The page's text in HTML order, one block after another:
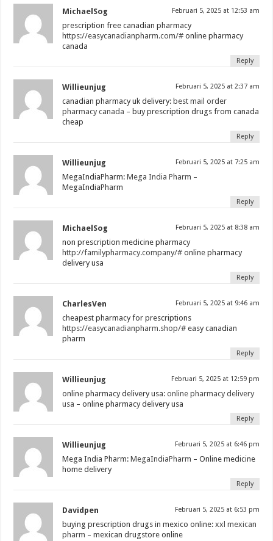
MichaelSog Februari 5, 2025 at 12:53 am
prescription free canadian pharmacy
https://easycanadianpharm.com/# online pharmacy
canada
Reply
Willieunjug Februari 5, 2025 at 2:37 am
canadian pharmacy uk delivery:best mail order
pharmacy canada – buy prescription drugs from canada
cheap
Reply
Willieunjug Februari 5, 2025 at 7:25 am
MegaIndiaPharm:Mega India Pharm –
MegaIndiaPharm
Reply
MichaelSog Februari 5, 2025 at 8:38 am
non prescription medicine pharmacy
http://familypharmacy.company/# online pharmacy
delivery usa
Reply
CharlesVen Februari 5, 2025 at 9:46 am
cheapest pharmacy for prescriptions
https://easycanadianpharm.shop/# easy canadian
pharm
Reply
Willieunjug Februari 5, 2025 at 12:59 pm
online pharmacy delivery usa:online pharmacy delivery
usa – online pharmacy delivery usa
Reply
Willieunjug Februari 5, 2025 at 6:46 pm
Mega India Pharm:MegaIndiaPharm – Online medicine
home delivery
Reply
Davidpen Februari 5, 2025 at 6:53 pm
buying prescription drugs in mexico online:xxl mexican
pharm – mexican drugstore online